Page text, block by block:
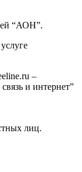
“АОН”.
–
и интернет”
лиц.